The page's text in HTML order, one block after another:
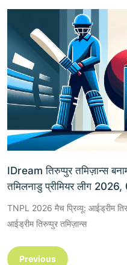
IDream तिरुप्पुर तमिज़ान्स
तमिलनाडु प्रीमियर लीग
TNPL 2026 मैच प्रिव्यू: आईड्रीम
आईड्रीम तिरुप्पुर तमिज़ान्स
Previous